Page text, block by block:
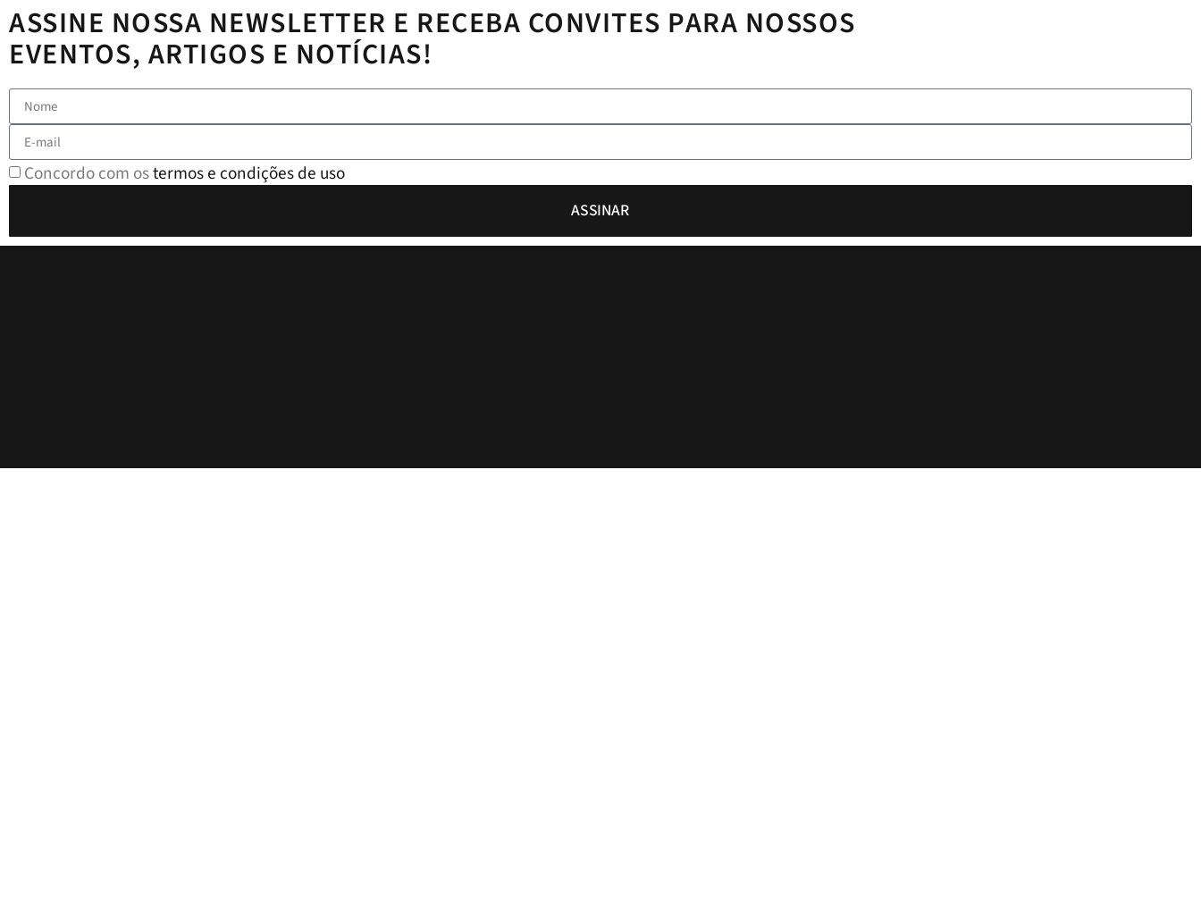
ASSINE NOSSA NEWSLETTER E RECEBA CONVITES PARA NOSSOS
EVENTOS, ARTIGOS E NOTÍCIAS!
Concordo com ostermos e condições de uso
ASSINAR